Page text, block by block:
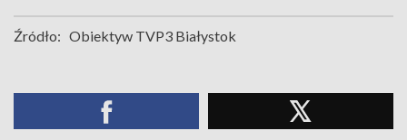
Źródło: Obiektyw TVP3 Białystok